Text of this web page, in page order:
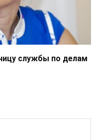
службы по делам